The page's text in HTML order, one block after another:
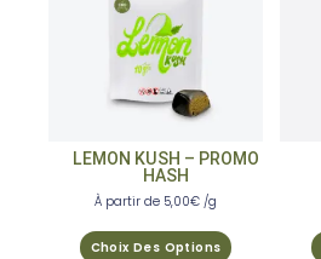
LEMON KUSH – PROMO
HASH
À partir de 5,00€ /g
Choix Des Options